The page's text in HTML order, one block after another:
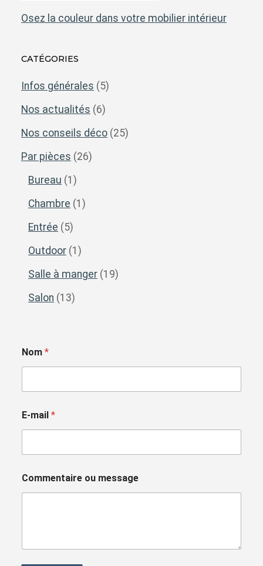
Osez la couleur dans votre mobilier intérieur
CATÉGORIES
Infos générales (5)
Nos actualités (6)
Nos conseils déco (25)
Par pièces (26)
Bureau (1)
Chambre (1)
Entrée (5)
Outdoor (1)
Salle à manger (19)
Salon (13)
Nom *
E-mail *
Commentaire ou message